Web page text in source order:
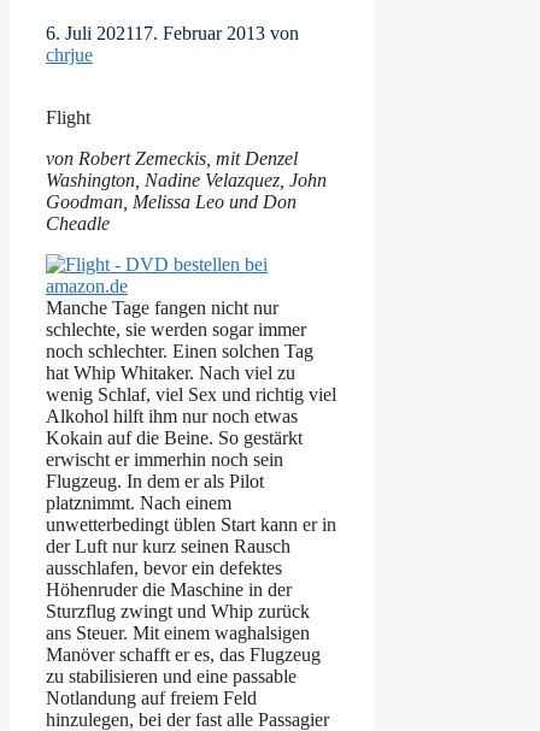
6. Juli 202117. Februar 2013 von
chrjue
Flight
von Robert Zemeckis, mit Denzel
Washington, Nadine Velazquez, John
Goodman, Melissa Leo und Don
Cheadle
Manche Tage fangen nicht nur
schlechte, sie werden sogar immer
noch schlechter. Einen solchen Tag
hat Whip Whitaker. Nach viel zu
wenig Schlaf, viel Sex und richtig viel
Alkohol hilft ihm nur noch etwas
Kokain auf die Beine. So gestärkt
erwischt er immerhin noch sein
Flugzeug. In dem er als Pilot
platznimmt. Nach einem
unwetterbedingt üblen Start kann er in
der Luft nur kurz seinen Rausch
ausschlafen, bevor ein defektes
Höhenruder die Maschine in der
Sturzflug zwingt und Whip zurück
ans Steuer. Mit einem waghalsigen
Manöver schafft er es, das Flugzeug
zu stabilisieren und eine passable
Notlandung auf freiem Feld
hinzulegen, bei der fast alle Passagier